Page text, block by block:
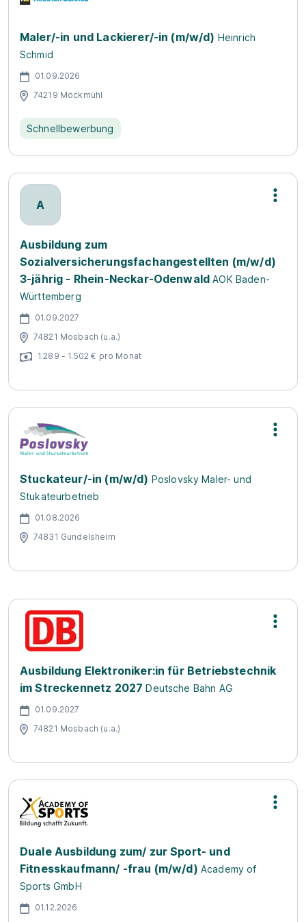
Maler/-in und Lackierer/-in (m/w/d) Heinrich
Schmid
01.09.2026
74219 Möckmühl
Schnellbewerbung
A
Ausbildung zum
Sozialversicherungsfachangestellten (m/w/d)
3-jährig - Rhein-Neckar-Odenwald AOK Baden-
Württemberg
01.09.2027
74821 Mosbach (u.a.)
1.289 - 1.502 € pro Monat
Stuckateur/-in (m/w/d) Poslovsky Maler- und
Stukateurbetrieb
01.08.2026
74831 Gundelsheim
Ausbildung Elektroniker:in für Betriebstechnik
im Streckennetz 2027 Deutsche Bahn AG
01.09.2027
74821 Mosbach (u.a.)
Duale Ausbildung zum/ zur Sport- und
Fitnesskaufmann/ -frau (m/w/d) Academy of
Sports GmbH
01.12.2026